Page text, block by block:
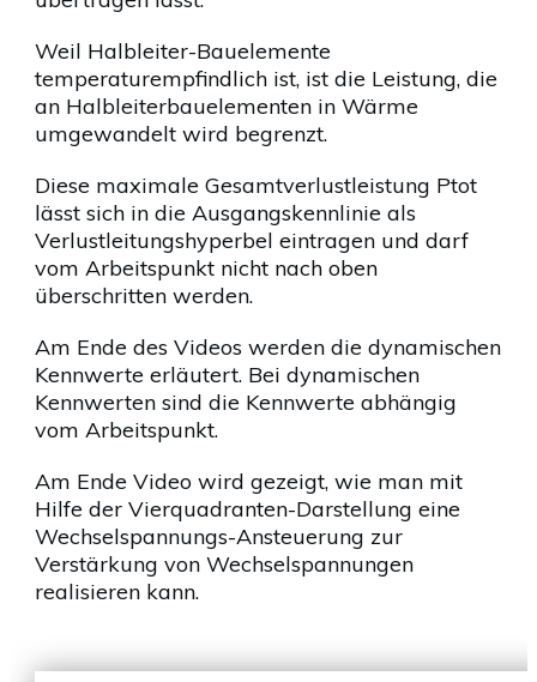
Weil Halbleiter-Bauelemente
temperaturempfindlich ist, ist die Leistung, die
an Halbleiterbauelementen in Wärme
umgewandelt wird begrenzt.
Diese maximale Gesamtverlustleistung Ptot
lässt sich in die Ausgangskennlinie als
Verlustleitungshyperbel eintragen und darf
vom Arbeitspunkt nicht nach oben
überschritten werden.
Am Ende des Videos werden die dynamischen
Kennwerte erläutert. Bei dynamischen
Kennwerten sind die Kennwerte abhängig
vom Arbeitspunkt.
Am Ende Video wird gezeigt, wie man mit
Hilfe der Vierquadranten-Darstellung eine
Wechselspannungs-Ansteuerung zur
Verstärkung von Wechselspannungen
realisieren kann.